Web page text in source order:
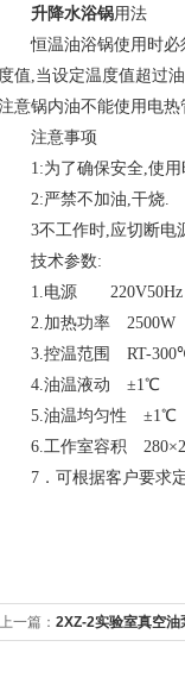
升降水浴锅用法
恒温油浴锅使用时必须
度值,当设定温度值超过
意锅内油不能使用电
注意事项
1:为了确保安全,使用
2:严禁不加油,干烧.
3不工作时,应切断电
技术参数:
1.电源 220V50Hz
2.加热功率 2500W
3.控温范围 RT-
4.油温液动 ±1℃
5.油温均匀性 ±1℃
6.工作室容积
7．可根据客户要求
上一篇： 2XZ-2实验室真空